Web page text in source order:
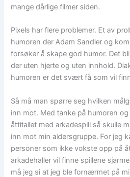
mange dårlige filmer siden.
Pixels har flere problemer. Et av
humoren der Adam Sandler og
forsøker å skape god humor. Det
der uten hjerte og uten innhold.
humoren er det svært få som vil
Så må man spørre seg hvilken
inn mot. Med tanke på humoren
åttitallet med arkadespill så skulle
inn mot min aldersgruppe. For jeg
personer som ikke vokste opp på
arkadehaller vil finne spillene
må jeg si at jeg ble fornærmet på